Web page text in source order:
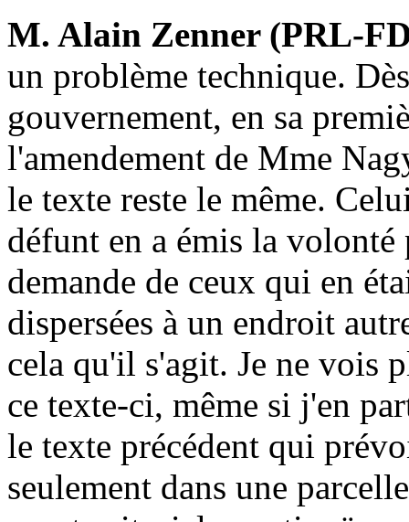
M. Alain Zenner (PRL-
un problème technique.
gouvernement, en sa
l'amendement de Mme
le texte reste le même.
défunt en a émis la volonté
demande de ceux qui en
dispersées à un endroit
cela qu'il s'agit. Je ne vois
ce texte-ci, même si j'en
le texte précédent qui
seulement dans une